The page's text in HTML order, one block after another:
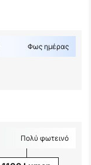
Φως ημέρας
Πολύ φωτεινό